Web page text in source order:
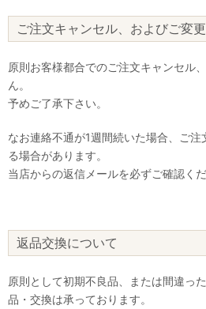
ご注文キャンセル、およびご変
原則お客様都合でのご注文キャンセル
ん。
予めご了承下さい。
なお連絡不通が1週間続いた場合、ご
る場合があります。
当店からの返信メールを必ずご確認くだ
返品交換について
原則として初期不良品、または間違っ
品・交換は承っております。